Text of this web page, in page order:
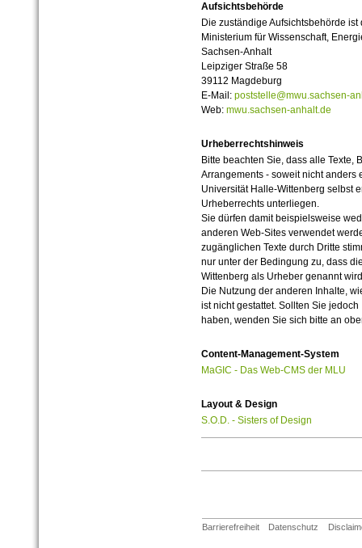
Aufsichtsbehörde
Die zuständige Aufsichtsbehörde ist
Ministerium für Wissenschaft,
Sachsen-Anhalt
Leipziger Straße 58
39112 Magdeburg
E-Mail: poststelle@mwu.sachsen-
Web: mwu.sachsen-anhalt.de
Urheberrechtshinweis
Bitte beachten Sie, dass alle Texte,
Arrangements - soweit nicht anders
Universität Halle-Wittenberg selbst
Urheberrechts unterliegen.
Sie dürfen damit beispielsweise
anderen Web-Sites verwendet
zugänglichen Texte durch Dritte
nur unter der Bedingung zu, dass
Wittenberg als Urheber genannt
Die Nutzung der anderen Inhalte,
ist nicht gestattet. Sollten Sie
haben, wenden Sie sich bitte an
Content-Management-System
MaGIC - Das Web-CMS der MLU
Layout & Design
S.O.D. - Sisters of Design
Barrierefreiheit Datenschutz